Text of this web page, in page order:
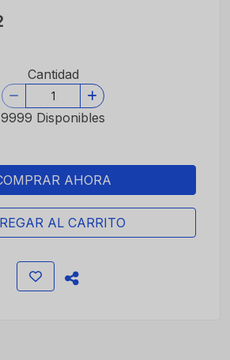
Cantidad
9999 Disponibles
AHORA
AL CARRITO